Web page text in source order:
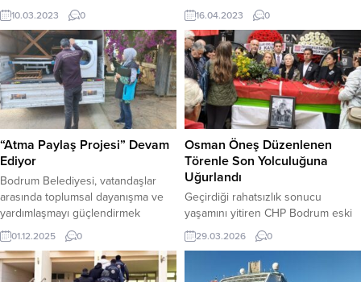
Mart Dünya Emekçi Kadınlar Günü
nedeniyle düzenlenen etkinlikte;
işinde yükselmiş 14 başarılı kadın,
nereden nereye geldiklerinin
öyküsünü anlattı. Marmaris
Belediyesi Çok Amaçlı salonda
gerçekleşen etkinliğe Marmaris
STK’ları üyesi kadınlar büyük ilgi
gösterirken, MİYED Başkanı Hayat
Yaraş; Marmaris’in...
10.03.2023 0
gaziler ve muhtarlara iftar yemeği
düzenlendi. Bodrum
BelediyesiKültür ve Sosyal İşler
Müdürlüğü organizasyonunda 15
Nisan Cumartesi günüBitez
Belediye Kafe’de düzenlenen iftar
yemeğinebaşta Başkan Ahmet Aras
olmak üzere Meclis Üyesi Emel
Çakaloğlu,CHP İlçe Başkanı Başar
Bıyıklı, CHP Kadın Kolları Başkanı...
16.04.2023 0
“Atma Paylaş Projesi” Devam
Ediyor
Bodrum Belediyesi, vatandaşlar
arasında toplumsal dayanışma ve
yardımlaşmayı güçlendirmek
amacıyla başlattığı “Atma Paylaş
Projesi” çalışmalarını sürdürüyor.
Sosyal belediyecilik anlayışı
doğrultusunda kent genelinde
01.12.2025 0
Osman Öneş Düzenlenen
Törenle Son Yolculuğuna
Uğurlandı
Geçirdiği rahatsızlık sonucu
yaşamını yitiren CHP Bodrum eski
ilçe başkanlarından Osman Öneş,
son yolculuğuna uğurlandı.
Bodrum siyasetinin tanınmış
isimlerinden Osman Öneş, aynı
29.03.2026 0